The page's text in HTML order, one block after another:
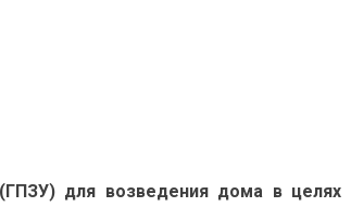
для возведения дома в целях